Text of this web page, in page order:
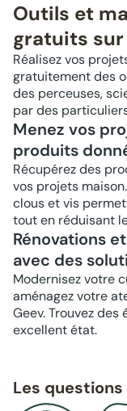
Outils et
gratuits sur
Réalisez vos
gratuitement des
des perceuses,
par des
Menez vos
produits
Récupérez des
vos projets
clous et vis
tout en réduisant
Rénovations
avec des
Modernisez votre
aménagez votre
Geev. Trouvez
excellent état.
Les